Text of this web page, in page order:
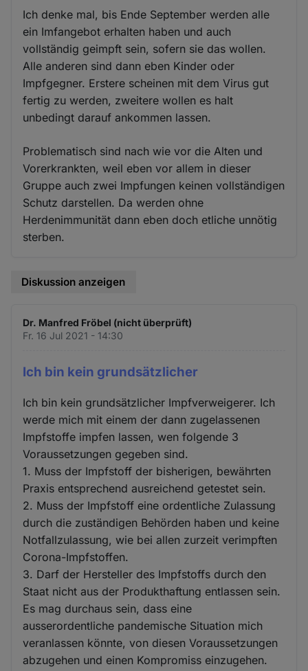
Ich denke mal, bis Ende September werden alle
ein Imfangebot erhalten haben und auch
vollständig geimpft sein, sofern sie das wollen.
Alle anderen sind dann eben Kinder oder
Impfgegner. Erstere scheinen mit dem Virus gut
fertig zu werden, zweitere wollen es halt
unbedingt darauf ankommen lassen.
Problematisch sind nach wie vor die Alten und
Vorerkrankten, weil eben vor allem in dieser
Gruppe auch zwei Impfungen keinen vollständigen
Schutz darstellen. Da werden ohne
Herdenimmunität dann eben doch etliche unnötig
sterben.
Diskussion anzeigen
Dr. Manfred Fröbel (nicht überprüft)
Fr. 16 Jul 2021 - 14:30
Ich bin kein grundsätzlicher
Ich bin kein grundsätzlicher Impfverweigerer. Ich
werde mich mit einem der dann zugelassenen
Impfstoffe impfen lassen, wen folgende 3
Voraussetzungen gegeben sind.
1. Muss der Impfstoff der bisherigen, bewährten
Praxis entsprechend ausreichend getestet sein.
2. Muss der Impfstoff eine ordentliche Zulassung
durch die zuständigen Behörden haben und keine
Notfallzulassung, wie bei allen zurzeit verimpften
Corona-Impfstoffen.
3. Darf der Hersteller des Impfstoffs durch den
Staat nicht aus der Produkthaftung entlassen sein.
Es mag durchaus sein, dass eine
ausserordentliche pandemische Situation mich
veranlassen könnte, von diesen Voraussetzungen
abzugehen und einen Kompromiss einzugehen.